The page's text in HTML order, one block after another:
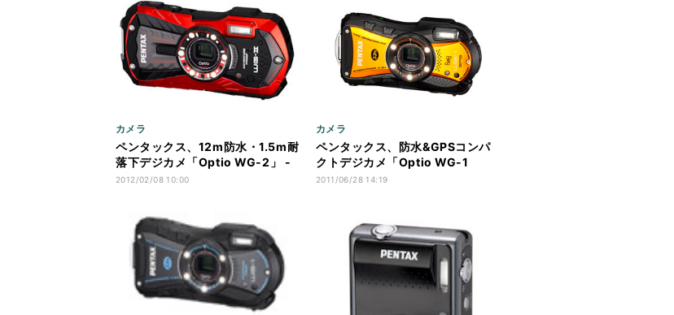
カメラ
ペンタックス、12m防水・1.5m耐
落下デジカメ「Optio WG-2」 -
GPS搭載機も
2012/02/08 10:00
カメラ
ペンタックス、防水&GPSコンパ
クトデジカメ「Optio WG-1
GPS」にカラバリ
2011/06/28 14:19